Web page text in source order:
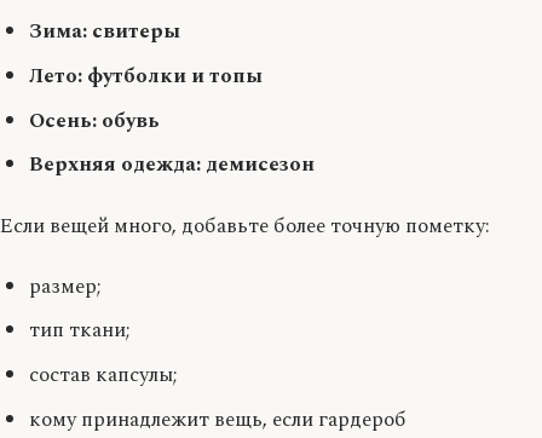
Зима: свитеры
Лето: футболки и топы
Осень: обувь
Верхняя одежда: демисезон
Если вещей много, добавьте более точную пометку:
размер;
тип ткани;
состав капсулы;
кому принадлежит вещь, если гардероб